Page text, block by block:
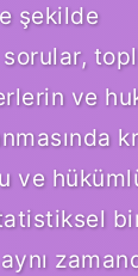
şekilde
ve
ve